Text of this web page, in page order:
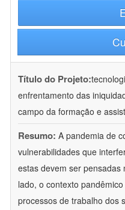
Título do Projeto:
enfrentamento das
campo da formação e
Resumo: A pandemia de
vulnerabilidades que
estas devem ser pensadas
lado, o contexto
processos de trabalho dos